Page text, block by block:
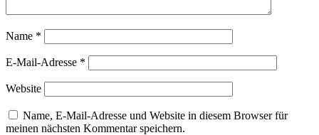
Name *
E-Mail-Adresse *
Website
Name, E-Mail-Adresse und Website in diesem Browser für
meinen nächsten Kommentar speichern.